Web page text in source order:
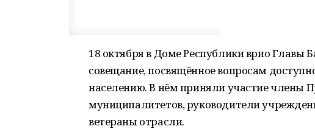
18 октября в Доме Республики врио Главы
совещание, посвящённое вопросам
населению. В нём приняли участие члены
муниципалитетов, руководители
ветераны отрасли.